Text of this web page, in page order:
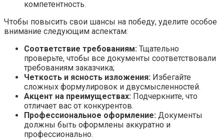
компетентность.
Чтобы повысить свои шансы на победу, уделите особое
внимание следующим аспектам:
Соответствие требованиям: Тщательно
проверьте, чтобы все документы соответствовали
требованиям заказчика;
Четкость и ясность изложения: Избегайте
сложных формулировок и двусмысленностей.
Акцент на преимуществах: Подчеркните, что
отличает вас от конкурентов.
Профессиональное оформление: Документы
должны быть оформлены аккуратно и
профессионально.